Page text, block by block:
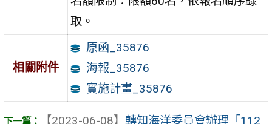
取。
相關附件
原函_35876
海報_35876
實施計畫_35876
【2023-06-08】 轉知海洋委員會辦理「112